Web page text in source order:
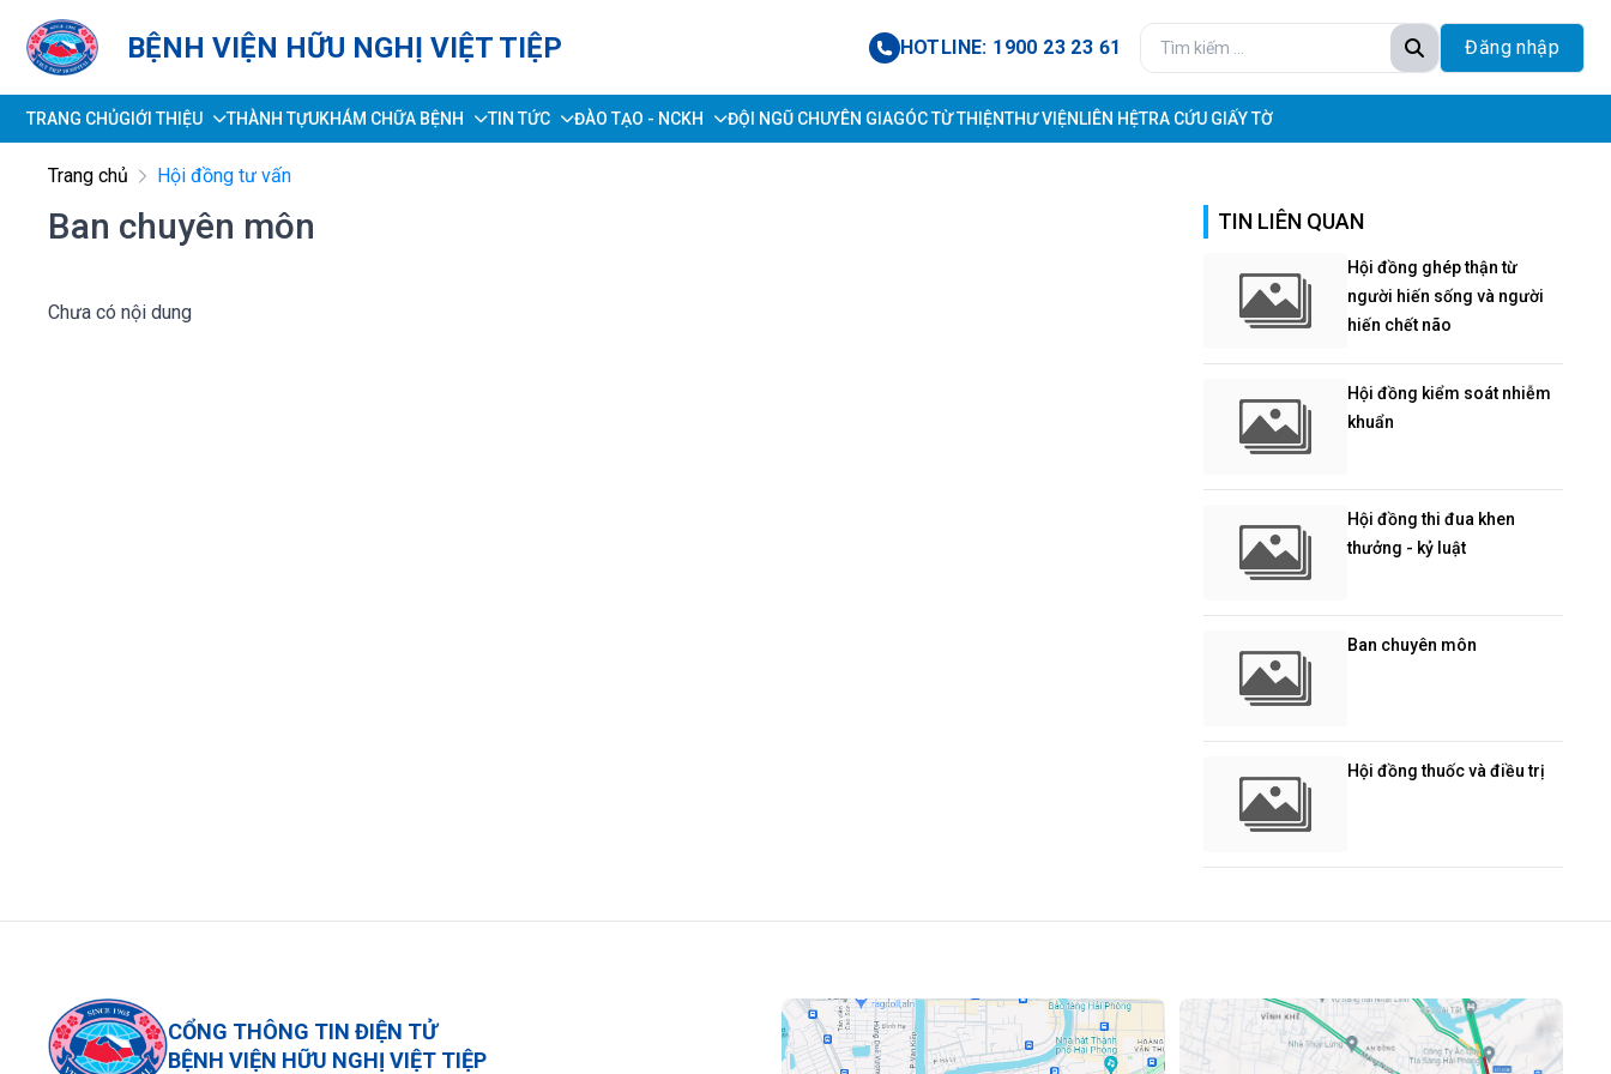
BỆNH VIỆN HỮU NGHỊ VIỆT TIỆP HOTLINE: 1900 23 23 61 Đăng nhập
TRANG CHỦGIỚI THIỆU THÀNH TỰUKHÁM CHỮA BỆNH TIN TỨC ĐÀO TẠO - NCKH ĐỘI NGŨ CHUYÊN GIAGÓC TỪ THIỆNTHƯ VIỆN LIÊN HỆTRA CỨU GIẤY TỜ
Trang chủ Hội đồng tư vấn
Ban chuyên môn
Chưa có nội dung
TIN LIÊN QUAN
Hội đồng ghép thận từ
người hiến sống và người
hiến chết não
Hội đồng kiểm soát nhiễm
khuẩn
Hội đồng thi đua khen
thưởng - kỷ luật
Ban chuyên môn
Hội đồng thuốc và điều trị
CỔNG THÔNG TIN ĐIỆN TỬ
BỆNH VIỆN HỮU NGHỊ VIỆT TIỆP